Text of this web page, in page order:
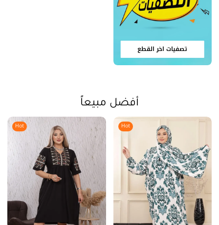
تصفيات اخر القطع
أفضل مبيعاً
Hot
Hot